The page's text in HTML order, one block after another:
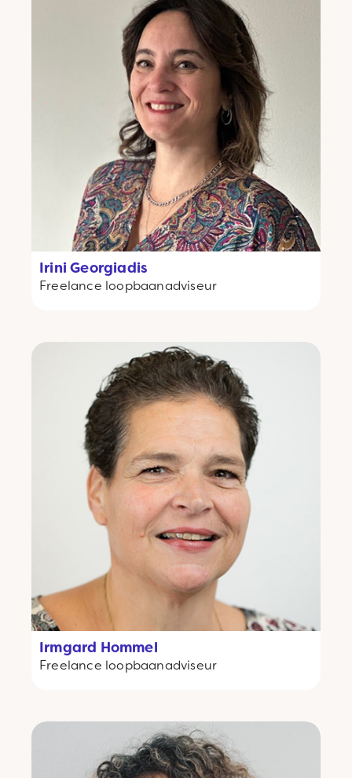
Irini Georgiadis
Freelance loopbaanadviseur
Irmgard Hommel
Freelance loopbaanadviseur